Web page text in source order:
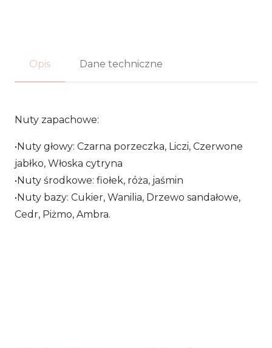
Fragrance
EDP
Opis Dane techniczne
Nuty zapachowe:
•Nuty głowy: Czarna porzeczka, Liczi, Czerwone
jabłko, Włoska cytryna
•Nuty środkowe: fiołek, róża, jaśmin
•Nuty bazy: Cukier, Wanilia, Drzewo sandałowe,
Cedr, Piżmo, Ambra.